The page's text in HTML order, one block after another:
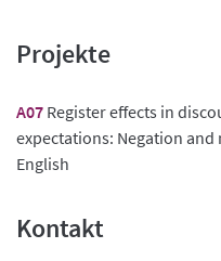
Projekte
A07 Register effects in
expectations: Negation and
English
Kontakt